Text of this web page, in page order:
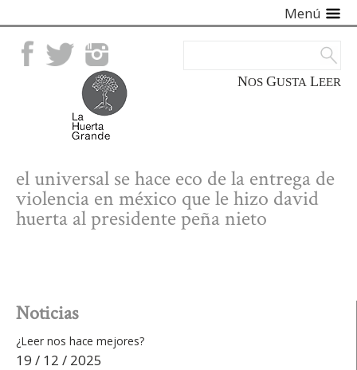
Facebook TwitterInstagram
NOS GUSTA LEER
Menú
el universal se hace eco de la entrega de
violencia en méxico que le hizo david
huerta al presidente peña nieto
Noticias
¿Leer nos hace mejores?
19 / 12 / 2025